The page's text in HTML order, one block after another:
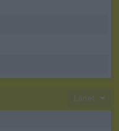
Länet